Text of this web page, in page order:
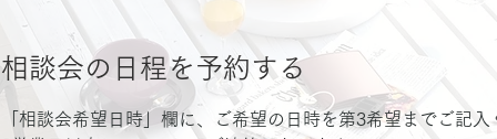
相談会の日程を予約する
「相談会希望日時」欄に、ご希望の日時を第3希望までご記入